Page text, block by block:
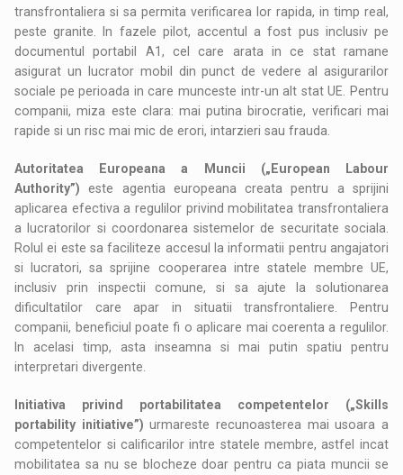
transfrontaliera si sa permita verificarea lor rapida, in timp real,
peste granite. In fazele pilot, accentul a fost pus inclusiv pe
documentul portabil A1, cel care arata in ce stat ramane
asigurat un lucrator mobil din punct de vedere al asigurarilor
sociale pe perioada in care munceste intr-un alt stat UE. Pentru
companii, miza este clara: mai putina birocratie, verificari mai
rapide si un risc mai mic de erori, intarzieri sau frauda.
Autoritatea Europeana a Muncii („European Labour
Authority”) este agentia europeana creata pentru a sprijini
aplicarea efectiva a regulilor privind mobilitatea transfrontaliera
a lucratorilor si coordonarea sistemelor de securitate sociala.
Rolul ei este sa faciliteze accesul la informatii pentru angajatori
si lucratori, sa sprijine cooperarea intre statele membre UE,
inclusiv prin inspectii comune, si sa ajute la solutionarea
dificultatilor care apar in situatii transfrontaliere. Pentru
companii, beneficiul poate fi o aplicare mai coerenta a regulilor.
In acelasi timp, asta inseamna si mai putin spatiu pentru
interpretari divergente.
Initiativa privind portabilitatea competentelor („Skills
portability initiative”) urmareste recunoasterea mai usoara a
competentelor si calificarilor intre statele membre, astfel incat
mobilitatea sa nu se blocheze doar pentru ca piata muncii se